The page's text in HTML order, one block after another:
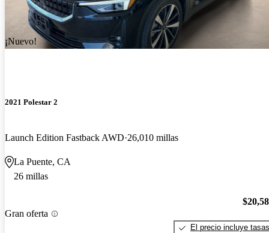
¡Nuevo!
2021 Polestar 2
Launch Edition Fastback AWD 26,010 millas
La Puente, CA
26 millas
Gran oferta
El precio incluye tasas